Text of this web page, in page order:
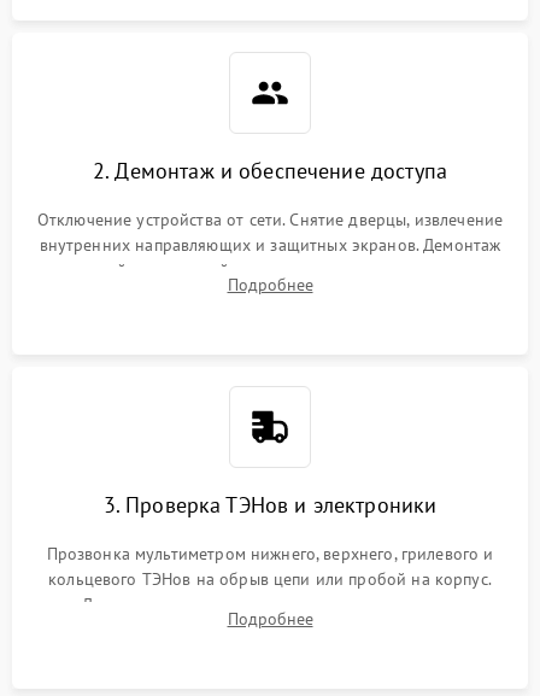
2. Демонтаж и обеспечение доступа
Отключение устройства от сети. Снятие дверцы, извлечение
внутренних направляющих и защитных экранов. Демонтаж
задней или верхней панели для прямого доступа к
нагревательным элементам, плате и вентиляторам.
Подробнее
3. Проверка ТЭНов и электроники
Прозвонка мультиметром нижнего, верхнего, грилевого и
кольцевого ТЭНов на обрыв цепи или пробой на корпус.
Диагностика термостата, датчиков температуры,
переключателя режимов и мотора конвекции.
Подробнее